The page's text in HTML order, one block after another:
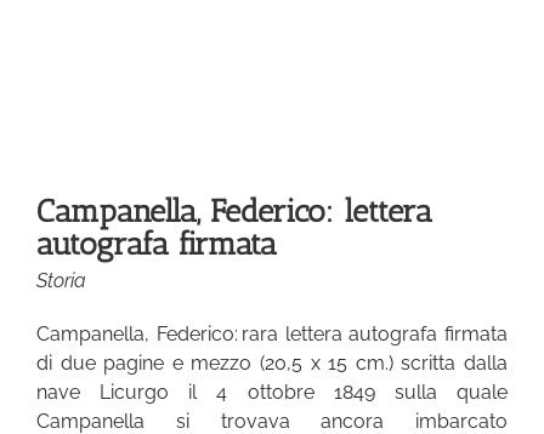
Campanella, Federico: lettera
autografa firmata
Storia
Campanella, Federico: rara lettera autografa firmata
di due pagine e mezzo (20,5 x 15 cm.) scritta dalla
nave Licurgo il 4 ottobre 1849 sulla quale
Campanella si trovava ancora imbarcato